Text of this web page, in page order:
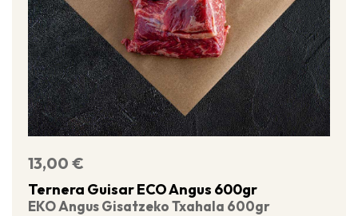
13,00 €
Ternera Guisar ECO Angus 600gr
EKO Angus Gisatzeko Txahala 600gr